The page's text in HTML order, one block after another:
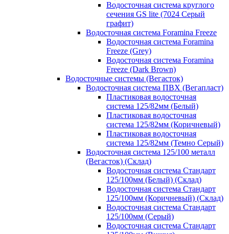
Водосточная система круглого
сечения GS lite (7024 Серый
графит)
Водосточная система Foramina Freeze
Водосточная система Foramina
Freeze (Grey)
Водосточная система Foramina
Freeze (Dark Brown)
Водосточные системы (Вегасток)
Водосточная система ПВХ (Вегапласт)
Пластиковая водосточная
система 125/82мм (Белый)
Пластиковая водосточная
система 125/82мм (Коричневый)
Пластиковая водосточная
система 125/82мм (Темно Серый)
Водосточная система 125/100 металл
(Вегасток) (Склад)
Водосточная система Стандарт
125/100мм (Белый) (Склад)
Водосточная система Стандарт
125/100мм (Коричневый) (Склад)
Водосточная система Стандарт
125/100мм (Серый)
Водосточная система Стандарт